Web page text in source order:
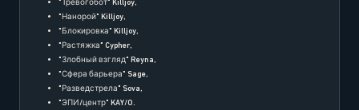
"Тревогобот" Killjoy,
"Нанорой" Killjoy,
"Блокировка" Killjoy,
"Растяжка" Cypher,
"Злобный взгляд" Reyna,
"Сфера барьера" Sage,
"Разведстрела" Sova,
"ЭПИ/центр" KAY/O.